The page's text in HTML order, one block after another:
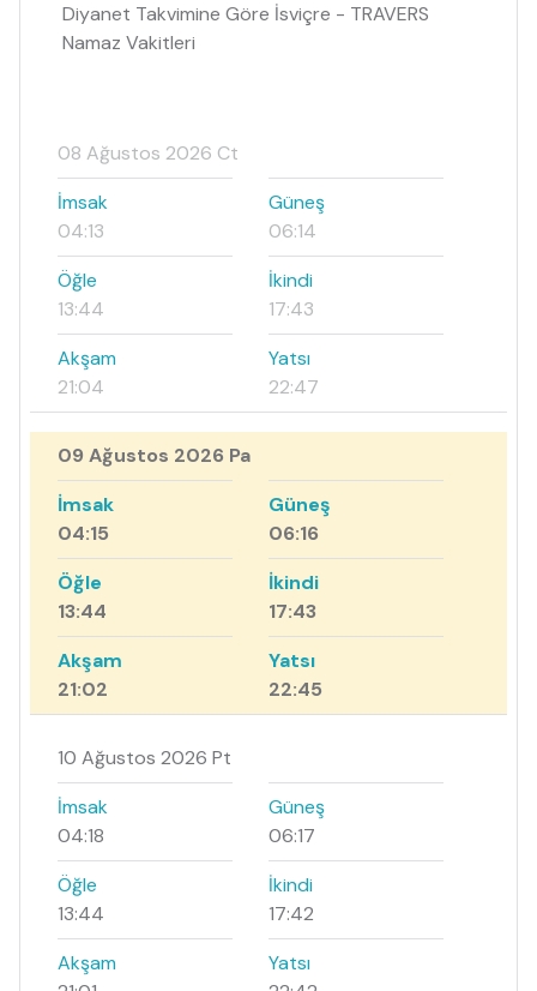
Diyanet Takvimine Göre İsviçre - TRAVERS
Namaz Vakitleri
08 Ağustos 2026 Ct
İmsak
04:13
Güneş
06:14
Öğle
13:44
İkindi
17:43
Akşam
21:04
Yatsı
22:47
09 Ağustos 2026 Pa
İmsak
04:15
Güneş
06:16
Öğle
13:44
İkindi
17:43
Akşam
21:02
Yatsı
22:45
10 Ağustos 2026 Pt
İmsak
04:18
Güneş
06:17
Öğle
13:44
İkindi
17:42
Akşam
Yatsı